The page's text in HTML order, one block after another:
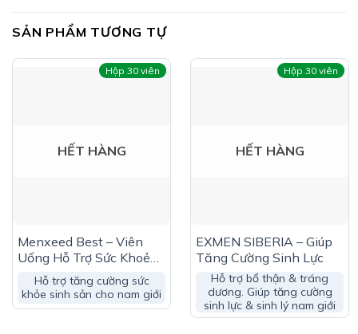
(cordyceps sinensis extract)
Phụ liệu:………………………………..vừa đủ 1 viên
SẢN PHẨM TƯƠNG TỰ
Hộp 30 viên
HẾT HÀNG
Menxeed Best – Viên
Uống Hỗ Trợ Sức Khoẻ
Sinh Sản Nam Giới Hộp
30 Viên
Hỗ trợ tăng cường sức
khỏe sinh sản cho nam giới
Hộp 30 viên
HẾT HÀNG
EXMEN SIBERIA – Giúp
Tăng Cường Sinh Lực
Hỗ trợ bổ thận & tráng
dương. Giúp tăng cường
sinh lực & sinh lý nam giới